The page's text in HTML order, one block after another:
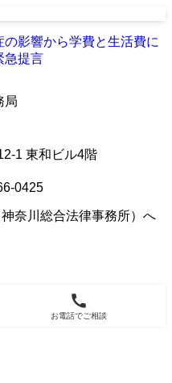
影響から学費と生活費に
急提言
局
1 東和ビル4階
0425
神奈川総合法律事務所）へ
お電話でご相談